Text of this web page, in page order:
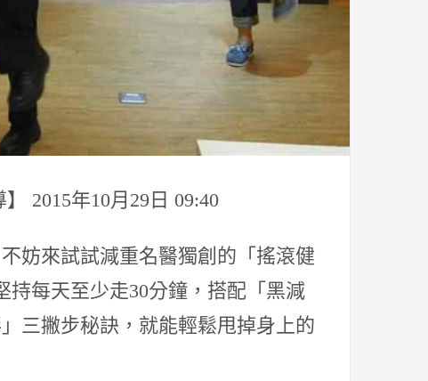
2015年10月29日 09:40
妨來試試減重名醫獨創的「搖滾健
持每天至少走30分鐘，搭配「黑減
三撇步秘訣，就能輕鬆甩掉身上的